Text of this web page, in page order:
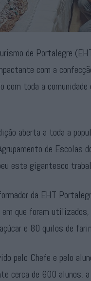
de Portalegre
com a
toda a
aberta a toda a
de
este gigantesco
da EHT
que foram
e 80 quilos de
pelo Chefe e pelo
cerca de 600 alunos,